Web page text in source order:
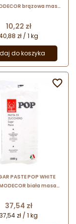
brązowa masa
Cena
10,22 zł
zł / 1 kg
do koszyka
PASTE POP WHITE
biała masa
Cena
37,54 zł
37,54 zł / 1 kg
